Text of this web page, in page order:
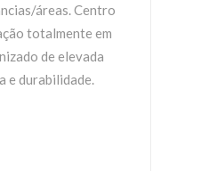
áreas. Centro
totalmente em
de elevada
e durabilidade.